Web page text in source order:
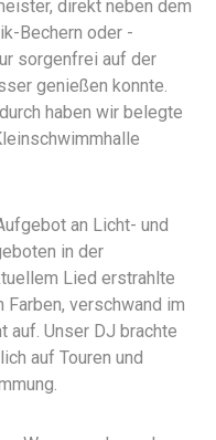
direkt neben dem
Bechern oder -
sorgenfrei auf der
genießen konnte.
haben wir belegte
an Licht- und
in der
Lied erstrahlte
verschwand im
Unser DJ brachte
auf Touren und